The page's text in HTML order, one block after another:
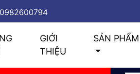
GIỚI
THIỆU
SẢN PHẨM